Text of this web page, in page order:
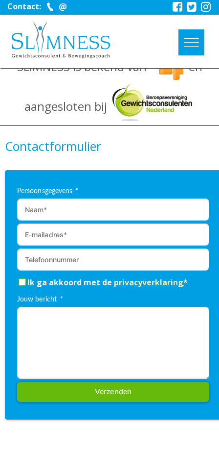
Contact:
SLIMNESS is bekend van en
aangesloten bij
Contactformulier
Persoonsgegevens
Ik ga akkoord met de privacyverklaring*
Jouw bericht
Verzenden